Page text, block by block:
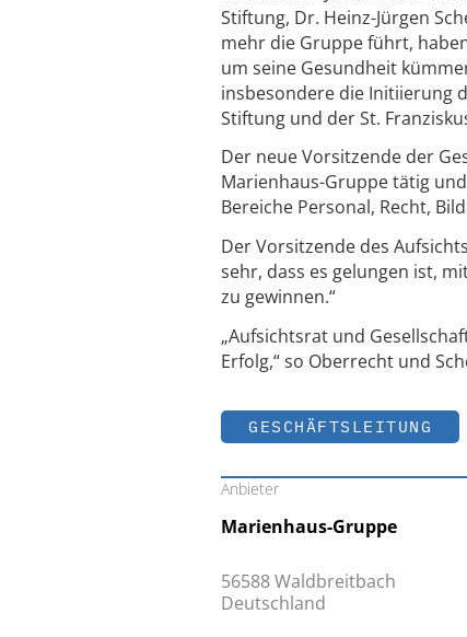
Stiftung, Dr. Heinz-Jürgen
mehr die Gruppe führt,
um seine Gesundheit
insbesondere die Initiierung
Stiftung und der St.
Der neue Vorsitzende der
Marienhaus-Gruppe tätig
Bereiche Personal, Recht,
Der Vorsitzende des
sehr, dass es gelungen ist,
zu gewinnen.“
„Aufsichtsrat und
Erfolg,“ so Oberrecht und
GESCHÄFTSLEITUNG
Anbieter
Marienhaus-Gruppe
56588 Waldbreitbach
Deutschland